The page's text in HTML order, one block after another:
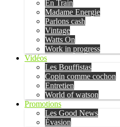
En Train
Madame Energie
Parlons cash
Vintage
Watts On
Work in progress
Vidéos
Les Bouffistas
Copin comme cochon
Entretien
World of watson
Promotions
Les Good News
Évasion